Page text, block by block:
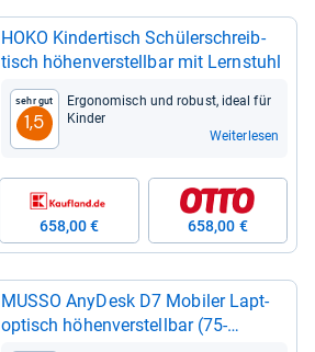
HOKO Kin­der­tisch Schü­ler­schreib­
tisch höhen­ver­stell­bar mit Lern­stuhl
Sehr gut
1,5
Ergo­no­misch und robust, ideal für
Kin­der
Weiterlesen
658,00 € 658,00 €
MUSSO Any­Desk D7 Mobi­ler Lapt­
op­tisch höhen­ver­stell­bar (75-​